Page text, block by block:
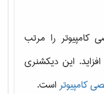
کامپیوتر را مرتب
این دیکشنری
کامپیوتراست.